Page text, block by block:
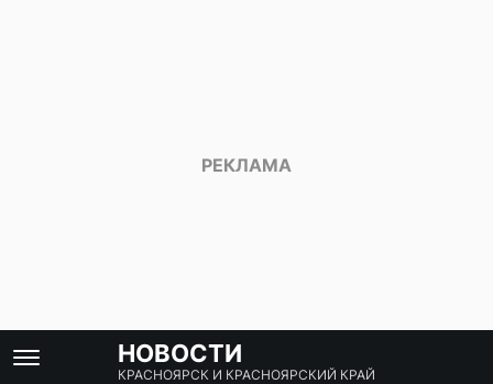
НОВОСТИ
КРАСНОЯРСК И КРАСНОЯРСКИЙ КРАЙ